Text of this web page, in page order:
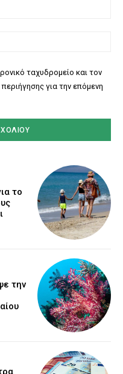
ταχυδρομείο και τον
για την επόμενη
το
την